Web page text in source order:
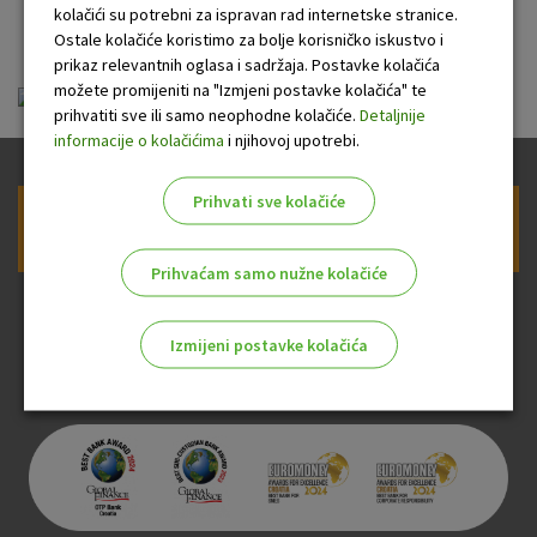
kartice OTP banke
opći uvjeti VBD.pdf
Prijava na newsletter OTP banke
kolačići su potrebni za ispravan rad internetske stranice.
Ostale kolačiće koristimo za bolje korisničko iskustvo i
prikaz relevantnih oglasa i sadržaja. Postavke kolačića
možete promijeniti na "Izmjeni postavke kolačića" te
prihvatiti sve ili samo neophodne kolačiće. Detaljnije
informacije o kolačićima i njihovoj upotrebi.
Prihvati sve kolačiće
Prihvaćam samo nužne kolačiće
Izmijeni postavke kolačića